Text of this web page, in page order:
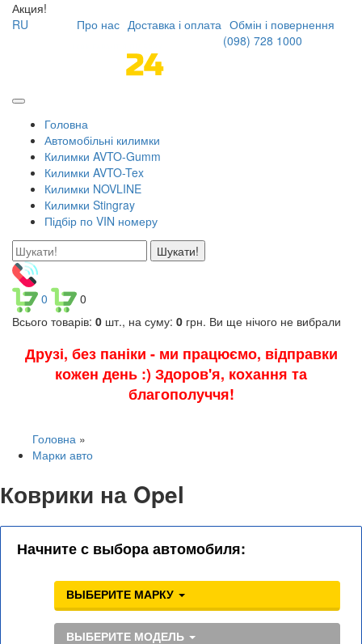
Акция!
RU
Про нас Доставка і оплата Обмін і повернення
(098) 728 1000
Головна
Автомобільні килимки
Килимки AVTO-Gumm
Килимки AVTO-Tex
Килимки NOVLINE
Килимки Stingray
Підбір по VIN номеру
Шукати!
0
0
Всього товарів: 0 шт., на суму: 0 грн. Ви ще нічого не вибрали
Друзі, без паніки - ми працюємо, відправки
кожен день :) Здоров'я, кохання та
благополуччя!
Головна »
Марки авто
Коврики на Opel
Начните с выбора автомобиля:
ВЫБЕРИТЕ МАРКУ
ВЫБЕРИТЕ МОДЕЛЬ